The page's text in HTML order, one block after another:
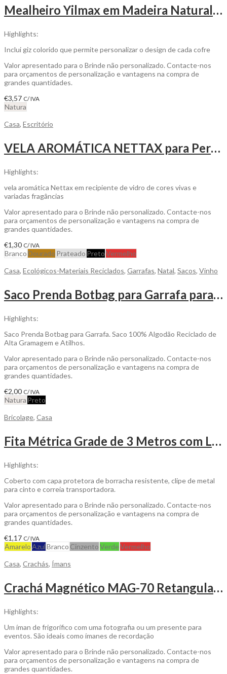
Mealheiro Yilmax em Madeira Natural com Design de Animais para Personalizar
Highlights:
Inclui giz colorido que permite personalizar o design de cada cofre
Valor apresentado para o Brinde não personalizado. Contacte-nos
para orçamentos de personalização e vantagens na compra de
grandes quantidades.
€3,57 C/ IVA
Natura
Casa, Escritório
VELA AROMÁTICA NETTAX para Personalizada
Highlights:
vela aromática Nettax em recipiente de vidro de cores vivas e
variadas fragâncias
Valor apresentado para o Brinde não personalizado. Contacte-nos
para orçamentos de personalização e vantagens na compra de
grandes quantidades.
€1,30 C/ IVA
Branco Dourado Prateado PretoVermelho
Casa, Ecológicos-Materiais Reciclados, Garrafas, Natal, Sacos, Vinho
Saco Prenda Botbag para Garrafa para Personalizar
Highlights:
Saco Prenda Botbag para Garrafa. Saco 100% Algodão Reciclado de
Alta Gramagem e Atilhos.
Valor apresentado para o Brinde não personalizado. Contacte-nos
para orçamentos de personalização e vantagens na compra de
grandes quantidades.
€2,00 C/ IVA
Natura Preto
Bricolage, Casa
Fita Métrica Grade de 3 Metros com Lâmina de Metal e Mecanismo de Bloqueio para Personalizar
Highlights:
Coberto com capa protetora de borracha resistente, clipe de metal
para cinto e correia transportadora.
Valor apresentado para o Brinde não personalizado. Contacte-nos
para orçamentos de personalização e vantagens na compra de
grandes quantidades.
€1,17 C/ IVA
AmareloAzulBranco CinzentoVerdeVermelho
Casa, Crachás, Ímans
Crachá Magnético MAG-70 Retangular em Acrílico para Personalizar
Highlights:
Um íman de frigorífico com uma fotografia ou um presente para
eventos. São ideais como ímanes de recordação
Valor apresentado para o Brinde não personalizado. Contacte-nos
para orçamentos de personalização e vantagens na compra de
grandes quantidades.